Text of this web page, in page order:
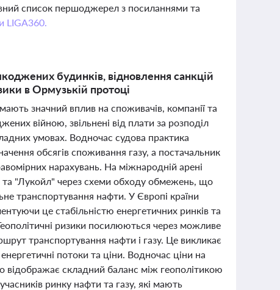
список першоджерел з посиланнями та
LIGA360.
будинків, відновлення санкцій
в Ормузькій протоці
значний вплив на споживачів, компанії та
війною, звільнені від плати за розподіл
умовах. Водночас судова практика
обсягів споживання газу, а постачальник
нарахувань. На міжнародній арені
та "Лукойл" через схеми обходу обмежень, що
транспортування нафти. У Європі країни
це стабільністю енергетичних ринків та
ризики посилюються через можливе
транспортування нафти і газу. Це викликає
потоки та ціни. Водночас ціни на
відображає складний баланс між геополітикою
ринку нафти та газу, які мають